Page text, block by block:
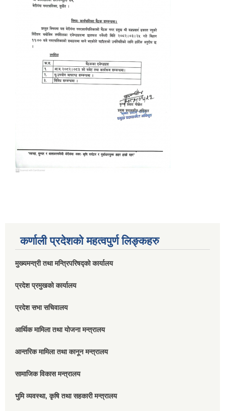
कर्णाली प्रदेशको महत्वपुर्ण लिङ्कहरु
मुख्यमन्त्री तथा मन्त्रिपरिषद्को कार्यालय
प्रदेश प्रमुखको कार्यालय
प्रदेश सभा सचिवालय
आर्थिक मामिला तथा योजना मन्त्रालय
आन्तरिक मामिला तथा कानून मन्त्रालय
सामाजिक विकास मन्त्रालय
भुमि व्यवस्था, कृषि तथा सहकारी मन्त्रालय